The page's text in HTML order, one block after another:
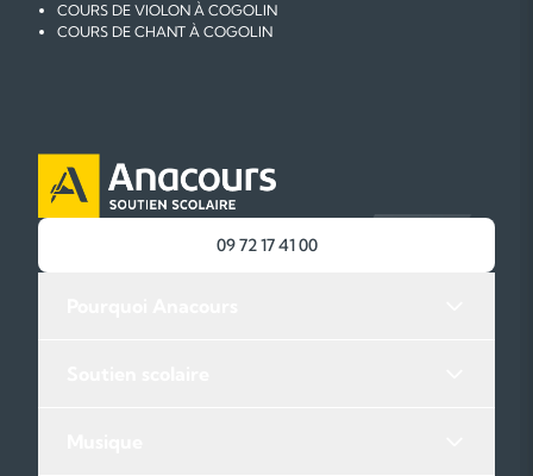
COURS DE VIOLON À COGOLIN
COURS DE CHANT À COGOLIN
09 72 17 41 00